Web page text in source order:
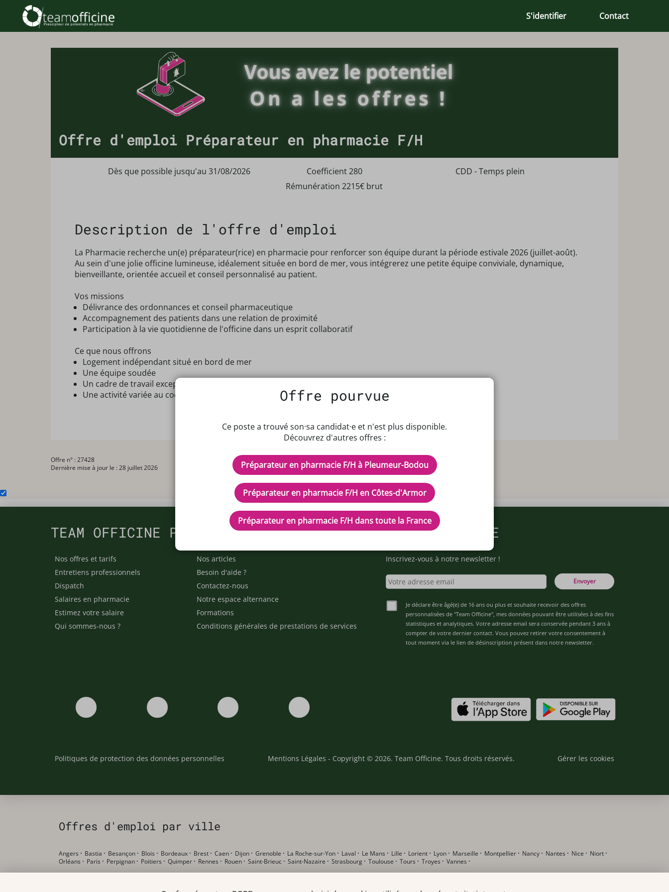
S'identifier Contact
Offre d'emploi Préparateur en pharmacie F/H
Dès que possible jusqu'au 31/08/2026
Coefficient 280
Rémunération 2215€ brut
CDD - Temps plein
Description de l'offre d'emploi
La Pharmacie recherche un(e) préparateur(rice) en pharmacie pour renforcer son équipe durant la période estivale 2026 (juillet-août).
Au sein d'une jolie officine lumineuse, idéalement située en bord de mer, vous intégrerez une petite équipe conviviale, dynamique,
bienveillante, orientée accueil et conseil personnalisé au patient.
Vos missions
Délivrance des ordonnances et conseil pharmaceutique
Accompagnement des patients dans une relation de proximité
Participation à la vie quotidienne de l'officine dans un esprit collaboratif
Ce que nous offrons
Logement indépendant situé en bord de mer
Une équipe soudée
Un cadre de travail exceptionnel au coeur de la Côte de Granit Rose
Une activité variée au coeur d'une officine à taille humaine
Offre n° : 27428
Dernière mise à jour le : 28 juillet 2026
Offre pourvue
Ce poste a trouvé son·sa candidat·e et n'est plus disponible.
Découvrez d'autres offres :
Préparateur en pharmacie F/H à Pleumeur-Bodou
Préparateur en pharmacie F/H en Côtes-d'Armor
Préparateur en pharmacie F/H dans toute la France
TEAM OFFICINE PRESCRIPTEUR DE POTENTIELS EN PHARMACIE
Nos offres et tarifs
Entretiens professionnels
Dispatch
Salaires en pharmacie
Estimez votre salaire
Qui sommes-nous ?
Nos articles
Besoin d'aide ?
Contactez-nous
Notre espace alternance
Formations
Conditions générales de prestations de services
Inscrivez-vous à notre newsletter !
Envoyer
Je déclare être âgé(e) de 16 ans ou plus et souhaite recevoir des offres
personnalisées de "Team Officine", mes données pouvant être utilisées à des fins
statistiques et analytiques. Votre adresse email sera conservée pendant 3 ans à
compter de votre dernier contact. Vous pouvez retirer votre consentement à
tout moment via le lien de désinscription présent dans notre newsletter.
Politiques de protection des données personnelles Mentions Légales - Copyright © 2026. Team Officine. Tous droits réservés. Gérer les cookies
Offres d'emploi par ville
Angers · Bastia · Besançon · Blois · Bordeaux · Brest · Caen · Dijon · Grenoble · La Roche-sur-Yon · Laval · Le Mans · Lille · Lorient · Lyon · Marseille · Montpellier · Nancy · Nantes · Nice · Niort ·
Orléans · Paris · Perpignan · Poitiers · Quimper · Rennes · Rouen · Saint-Brieuc · Saint-Nazaire · Strasbourg · Toulouse · Tours · Troyes · Vannes ·
Offres d'emploi par poste